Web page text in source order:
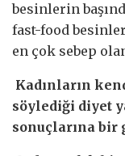
besinlerin
fast-food
en çok sebep
Kadınların
söylediği diyet
sonuçlarına bir